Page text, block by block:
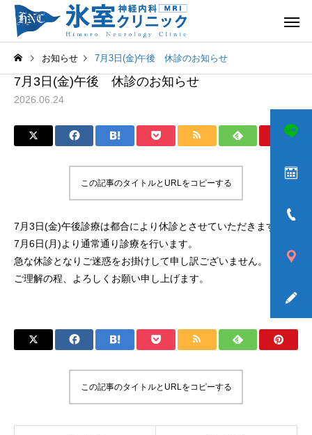
ふるえ
お知らせ 7月3日(金)午後 休診のお知らせ
7月3日(金)午後 休診のお知らせ
2026.06.24
この記事のタイトルとURLをコピーする
7月3日(金)午後診療は都合により休診とさせていただきます。
7月6日(月)より通常通り診療を行います。
急な休診となりご迷惑をお掛けして申し訳ございません。
ご理解の程、よろしくお願い申し上げます。
この記事のタイトルとURLをコピーする